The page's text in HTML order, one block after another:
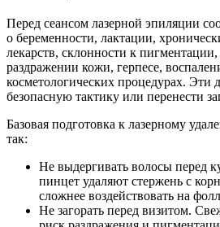
Перед сеансом лазерной эпиляции
о беременности, лактации,
лекарств, склонности к пигментации,
раздражении кожи, герпесе,
косметологических процедурах. Эти
безопасную тактику или перенести
Базовая подготовка к лазерному
так:
Не выдергивать волосы перед
пинцет удаляют стержень с
сложнее воздействовать на
Не загорать перед визитом.